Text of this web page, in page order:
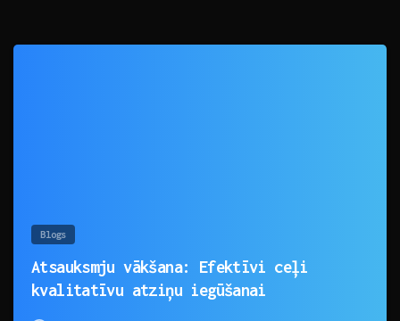
Blogs
Atsauksmju vākšana: Efektīvi ceļi
kvalitatīvu atziņu iegūšanai